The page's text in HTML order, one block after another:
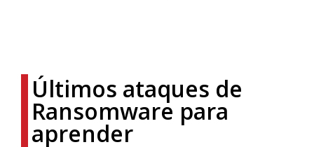
Últimos ataques de
Ransomware para
aprender